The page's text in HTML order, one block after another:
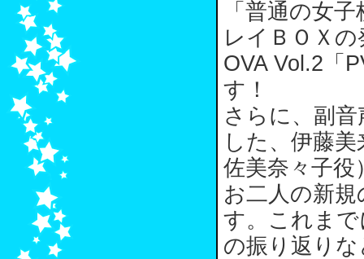
「普通の女
レイＢＯＸ
OVA Vol.2「
す！
さらに、副
した、伊藤
佐美奈々子役
お二人の新
す。これま
の振り返り